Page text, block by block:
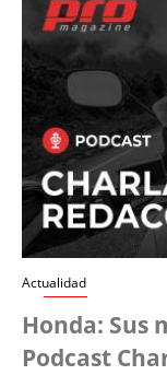
Actualidad
Honda: Sus
Podcast